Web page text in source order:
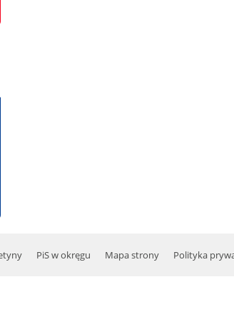
PiS w okręgu Mapa strony Polityka